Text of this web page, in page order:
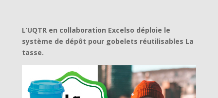
L’UQTR en collaboration Excelso déploie le
système de dépôt pour gobelets réutilisables La
tasse.